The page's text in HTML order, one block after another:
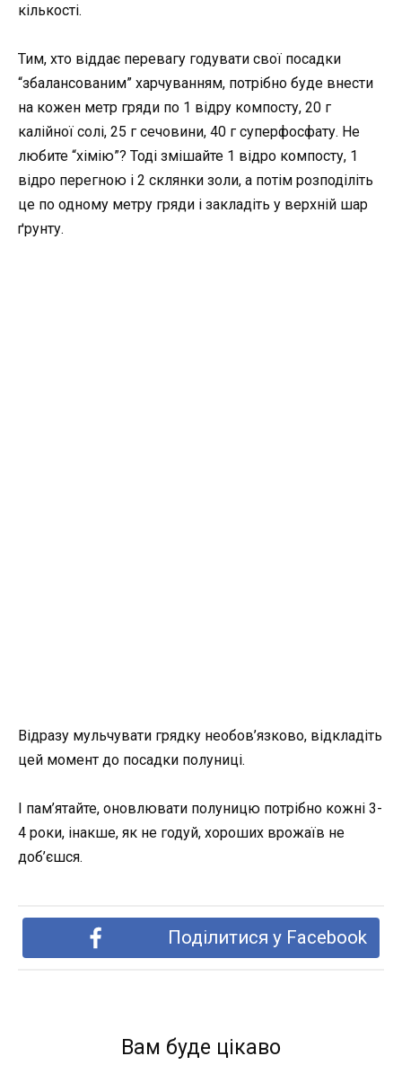
кількості.
Тим, хто віддає перевагу годувати свої посадки
“збалансованим” харчуванням, потрібно буде внести
на кожен метр гряди по 1 відру компосту, 20 г
калійної солі, 25 г сечовини, 40 г суперфосфату. Не
любите “хімію”? Тоді змішайте 1 відро компосту, 1
відро перегною і 2 склянки золи, а потім розподіліть
це по одному метру гряди і закладіть у верхній шар
ґрунту.
Відразу мульчувати грядку необов’язково, відкладіть
цей момент до посадки полуниці.
І пам’ятайте, оновлювати полуницю потрібно кожні 3-
4 роки, інакше, як не годуй, хороших врожаїв не
доб’єшся.
Поділитися у Facebook
Вам буде цікаво